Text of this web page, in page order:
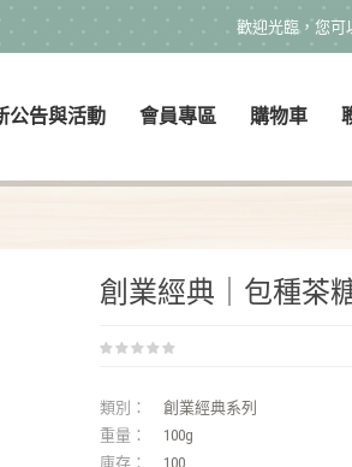
歡迎光臨，您可
公告與活動 會員專區 購物車
創業經典｜包種茶
類別：
創業經典系列
重量：
100g
庫存：
100